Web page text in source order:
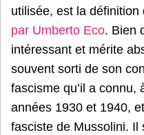
utilisée, est la
par Umberto Eco. Bien
intéressant et mérite
souvent sorti de son
fascisme qu’il a connu,
années 1930 et 1940,
fasciste de Mussolini. Il